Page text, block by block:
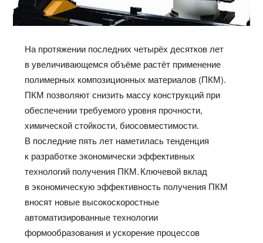
На протяжении последних четырёх десятков лет
в увеличивающемся объёме растёт применение
полимерных композиционных материалов (ПКМ).
ПКМ позволяют снизить массу конструкций при
обеспечении требуемого уровня прочности,
химической стойкости, биосовместимости.
В последние пять лет наметилась тенденция
к разработке экономически эффективных
технологий получения ПКМ. Ключевой вклад
в экономическую эффективность получения ПКМ
вносят новые высокоскоростные
автоматизированные технологии
формообразования и ускорение процессов